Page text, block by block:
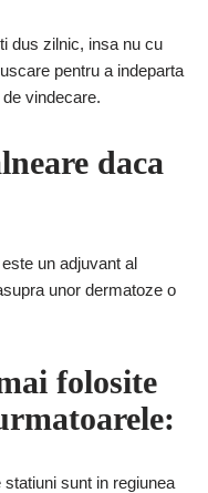
dus zilnic, insa nu cu
pentru a indeparta
vindecare.
daca
un adjuvant al
unor dermatoze o
folosite
sunt in regiunea